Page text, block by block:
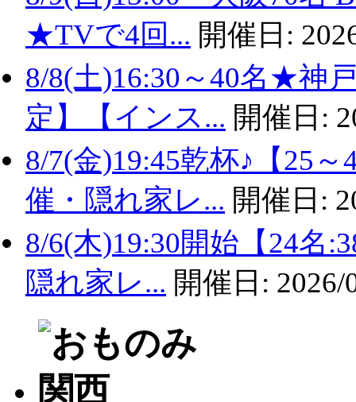
★TVで4回... 開催日:
8/8(土)16:30～40名★神
定】【インス... 開催日:
8/7(金)19:45乾杯♪【25
催・隠れ家レ... 開催日:
8/6(木)19:30開始【24名
隠れ家レ... 開催日: 2026/